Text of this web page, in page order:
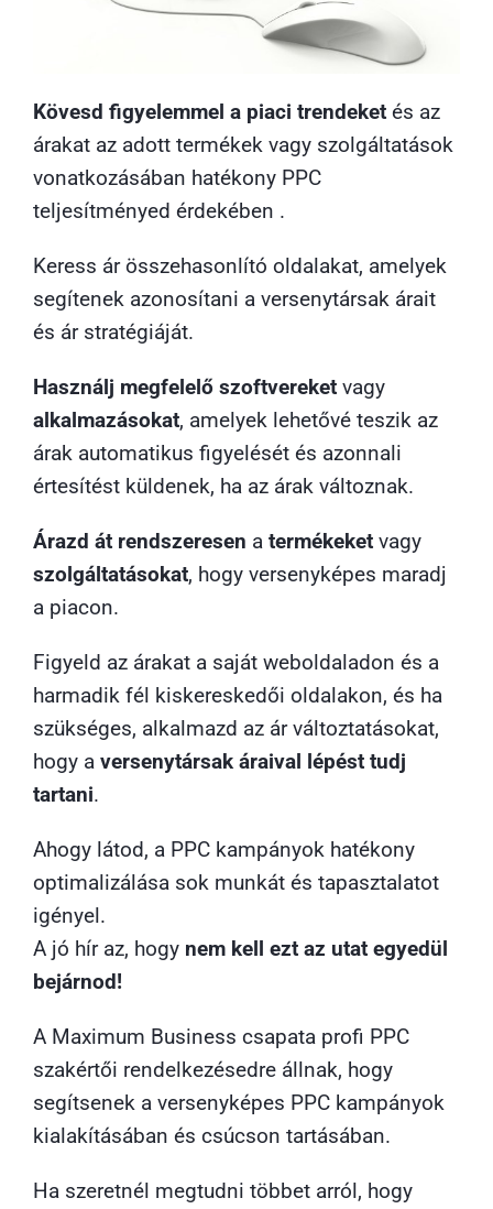
Kövesd figyelemmel a piaci trendeket és az
árakat az adott termékek vagy szolgáltatások
vonatkozásában hatékony PPC
teljesítményed érdekében .
Keress ár összehasonlító oldalakat, amelyek
segítenek azonosítani a versenytársak árait
és ár stratégiáját.
Használj megfelelő szoftvereket vagy
alkalmazásokat, amelyek lehetővé teszik az
árak automatikus figyelését és azonnali
értesítést küldenek, ha az árak változnak.
Árazd át rendszeresen a termékeket vagy
szolgáltatásokat, hogy versenyképes maradj
a piacon.
Figyeld az árakat a saját weboldaladon és a
harmadik fél kiskereskedői oldalakon, és ha
szükséges, alkalmazd az ár változtatásokat,
hogy a versenytársak áraival lépést tudj
tartani.
Ahogy látod, a PPC kampányok hatékony
optimalizálása sok munkát és tapasztalatot
igényel.
A jó hír az, hogy nem kell ezt az utat egyedül
bejárnod!
A Maximum Business csapata profi PPC
szakértői rendelkezésedre állnak, hogy
segítsenek a versenyképes PPC kampányok
kialakításában és csúcson tartásában.
Ha szeretnél megtudni többet arról, hogy